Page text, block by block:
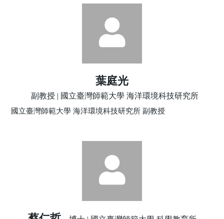
葉庭光
副教授 | 國立臺灣師範大學 海洋環境科技研究所
國立臺灣師範大學 海洋環境科技研究所 副教授